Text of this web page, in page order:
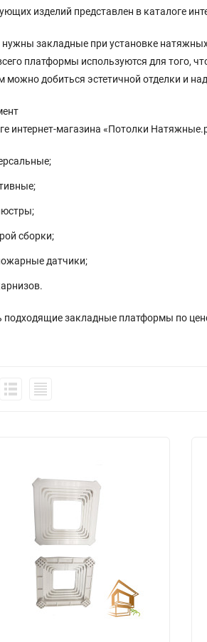
изделий представлен в каталоге
нужны закладные при установке
платформы используются для того,
можно добиться эстетичной отделки и
интернет-магазина «Потолки
сборки;
датчики;
подходящие закладные платформы по